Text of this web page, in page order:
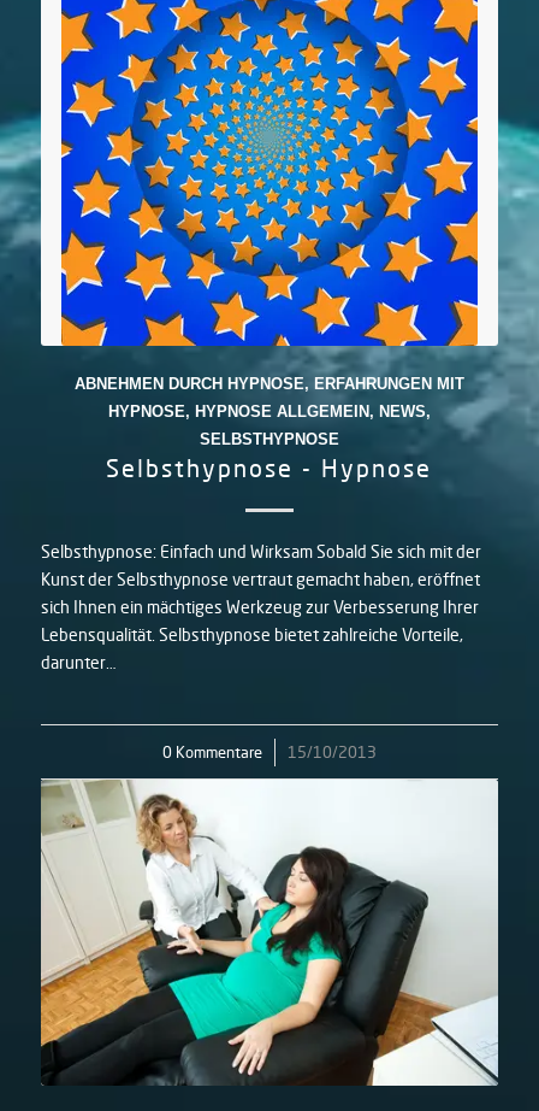
ABNEHMEN DURCH HYPNOSE, ERFAHRUNGEN MIT
HYPNOSE, HYPNOSE ALLGEMEIN , NEWS,
SELBSTHYPNOSE
Selbsthypnose - Hypnose
Selbsthypnose: Einfach und Wirksam Sobald Sie sich mit der
Kunst der Selbsthypnose vertraut gemacht haben, eröffnet
sich Ihnen ein mächtiges Werkzeug zur Verbesserung Ihrer
Lebensqualität. Selbsthypnose bietet zahlreiche Vorteile,
darunter…
0 Kommentare
/ 15/10/2013